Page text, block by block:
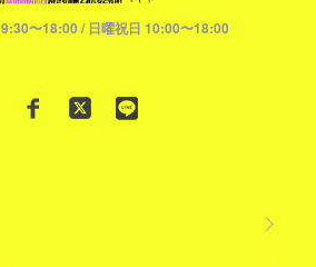
〜18:00 / 日曜祝日 10:00〜18:00